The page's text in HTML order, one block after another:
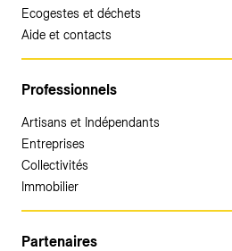
Ecogestes et déchets
Aide et contacts
Professionnels
Artisans et Indépendants
Entreprises
Collectivités
Immobilier
Partenaires